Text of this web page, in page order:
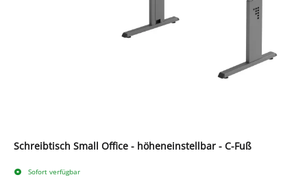
Schreibtisch Small Office - höheneinstellbar - C-Fuß
Sofort verfügbar